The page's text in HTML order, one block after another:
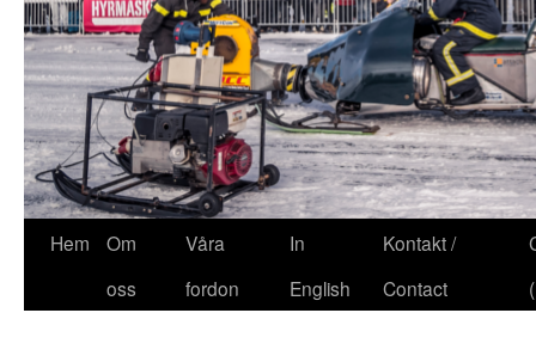
Hem
Om
oss
Våra
fordon
In
English
Kontakt /
Contact